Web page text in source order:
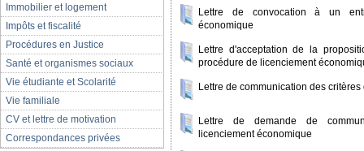
Immobilier et logement
Impôts et fiscalité
Procédures en Justice
Santé et organismes sociaux
Vie étudiante et Scolarité
Vie familiale
CV et lettre de motivation
Correspondances privées
Lettre de convocation à un
économique
Lettre d'acceptation de la
procédure de licenciement
Lettre de communication des
Lettre de demande de
licenciement économique